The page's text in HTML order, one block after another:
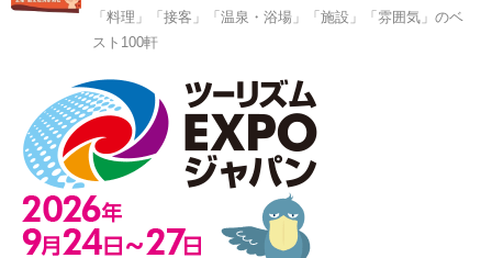
「料理」「接客」「温泉・浴場」「施設」「雰囲気」のベ
スト100軒